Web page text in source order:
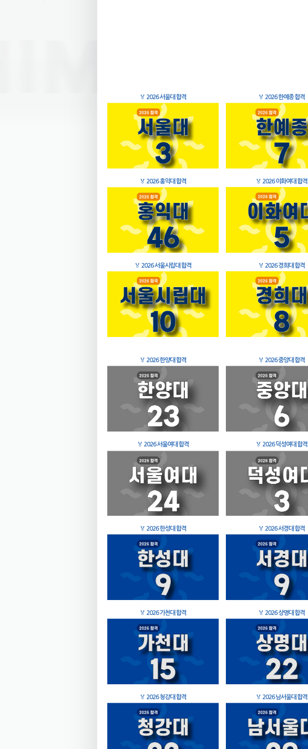
🏅 2026 서울대 합격 🏅 2026 한예종 합격
🏅 2026 홍익대 합격 🏅 2026 이화여대 합격
🏅 2026 서울시립대 합격 🏅 2026 경희대 합격
🏅 2026 한양대 합격 🏅 2026 중앙대 합격
🏅 2026 서울여대 합격 🏅 2026 덕성여대 합격
🏅 2026 한성대 합격 🏅 2026 서경대 합격
🏅 2026 가천대 합격 🏅 2026 상명대 합격
🏅 2026 청강대 합격 🏅 2026 남서울대 합격